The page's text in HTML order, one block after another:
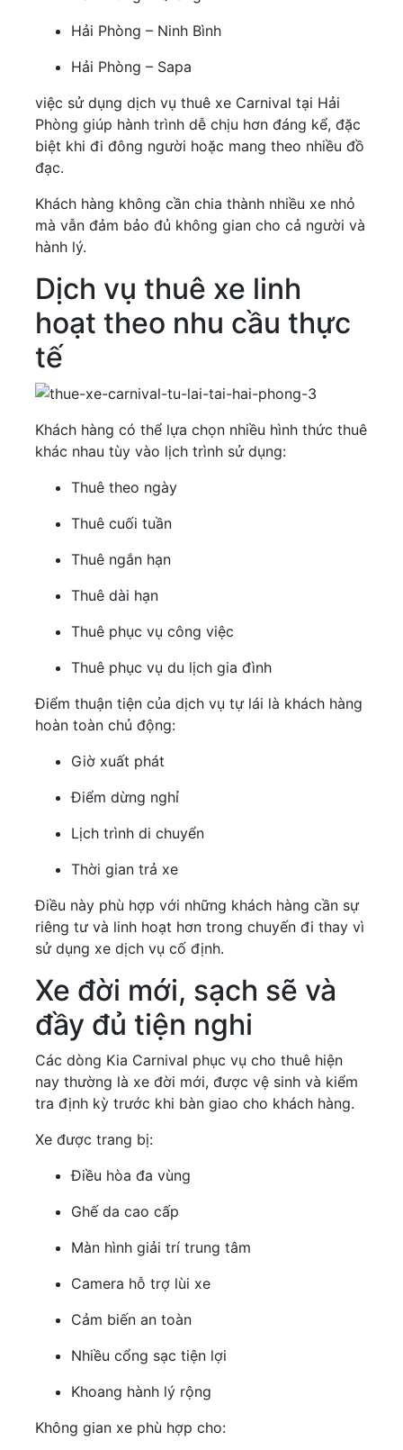
Hải Phòng – Ninh Bình
Hải Phòng – Sapa
việc sử dụng dịch vụ thuê xe Carnival tại Hải
Phòng giúp hành trình dễ chịu hơn đáng kể, đặc
biệt khi đi đông người hoặc mang theo nhiều đồ
đạc.
Khách hàng không cần chia thành nhiều xe nhỏ
mà vẫn đảm bảo đủ không gian cho cả người và
hành lý.
Dịch vụ thuê xe linh
hoạt theo nhu cầu thực
tế
Khách hàng có thể lựa chọn nhiều hình thức thuê
khác nhau tùy vào lịch trình sử dụng:
Thuê theo ngày
Thuê cuối tuần
Thuê ngắn hạn
Thuê dài hạn
Thuê phục vụ công việc
Thuê phục vụ du lịch gia đình
Điểm thuận tiện của dịch vụ tự lái là khách hàng
hoàn toàn chủ động:
Giờ xuất phát
Điểm dừng nghỉ
Lịch trình di chuyển
Thời gian trả xe
Điều này phù hợp với những khách hàng cần sự
riêng tư và linh hoạt hơn trong chuyến đi thay vì
sử dụng xe dịch vụ cố định.
Xe đời mới, sạch sẽ và
đầy đủ tiện nghi
Các dòng Kia Carnival phục vụ cho thuê hiện
nay thường là xe đời mới, được vệ sinh và kiểm
tra định kỳ trước khi bàn giao cho khách hàng.
Xe được trang bị:
Điều hòa đa vùng
Ghế da cao cấp
Màn hình giải trí trung tâm
Camera hỗ trợ lùi xe
Cảm biến an toàn
Nhiều cổng sạc tiện lợi
Khoang hành lý rộng
Không gian xe phù hợp cho: